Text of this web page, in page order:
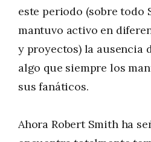
este periodo (sobre todo
mantuvo activo en
y proyectos) la ausencia
algo que siempre los
sus fanáticos.
Ahora Robert Smith ha